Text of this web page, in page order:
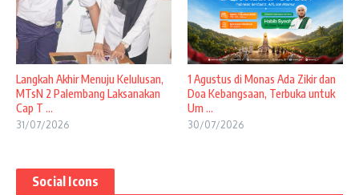
Langkah Akhir Menuju Kelulusan,
MTsN 2 Palembang Laksanakan
Cap T ...
31/07/2026
1 Agustus di Monas Ada Zikir dan
Doa Kebangsaan, Terbuka untuk
Um ...
30/07/2026
Social Icons